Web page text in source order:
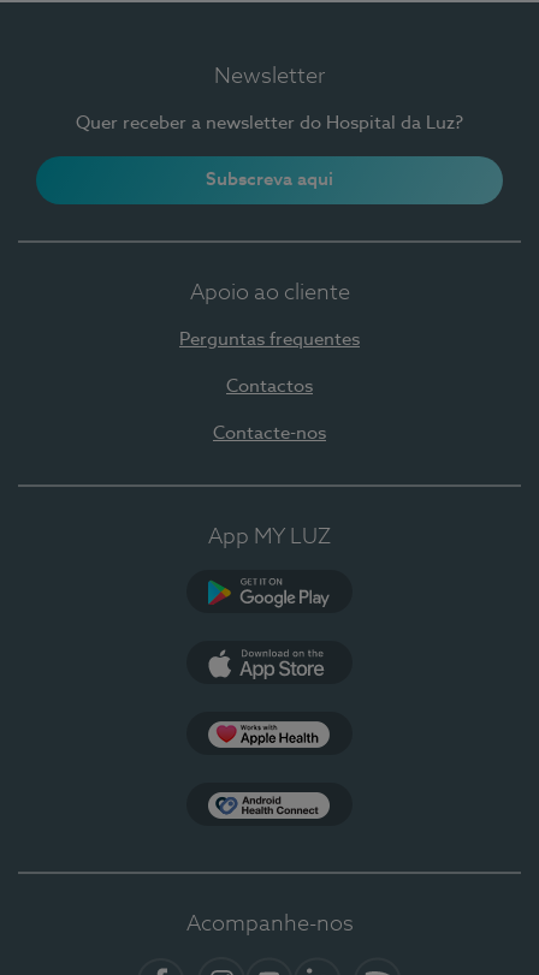
Newsletter
Quer receber a newsletter do Hospital da Luz?
Subscreva aqui
Apoio ao cliente
Perguntas frequentes
Contactos
Contacte-nos
App MY LUZ
Acompanhe-nos